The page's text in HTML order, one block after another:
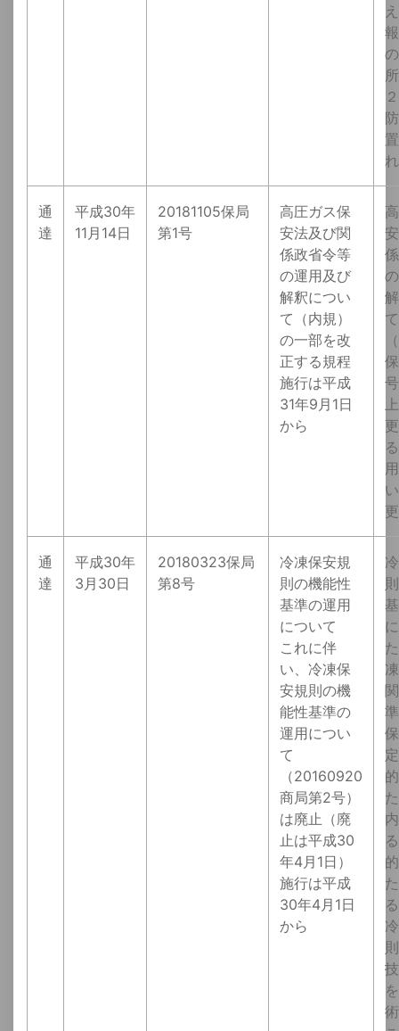
通
達
平成30年
11月14日
20181105保局
第1号
高圧ガス保
安法及び関
係政省令等
の運用及び
解釈につい
て（内規）
の一部を改
正する規程
施行は平成
31年9月1日
から
更
通
達
平成30年
3月30日
20180323保局
第8号
冷凍保安規
則の機能性
基準の運用
について
これに伴
い、冷凍保
安規則の機
能性基準の
運用につい
て
（20160920
商局第2号）
は廃止（廃
止は平成30
年4月1日）
施行は平成
30年4月1日
から